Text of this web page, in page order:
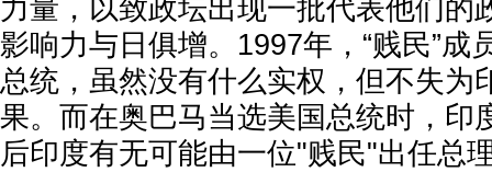
力量，以致政坛出现一批代表他们的
影响力与日俱增。1997年，“贱民”成
总统，虽然没有什么实权，但不失为
果。而在奥巴马当选美国总统时，印
后印度有无可能由一位"贱民"出任总